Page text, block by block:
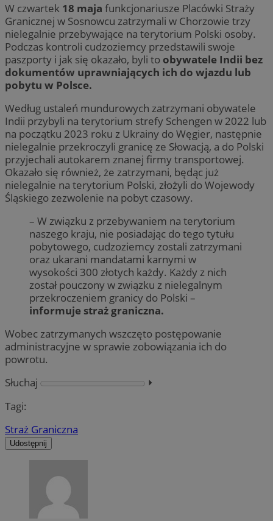
W czwartek 18 maja funkcjonariusze Placówki Straży
Granicznej w Sosnowcu zatrzymali w Chorzowie trzy
nielegalnie przebywające na terytorium Polski osoby.
Podczas kontroli cudzoziemcy przedstawili swoje
paszporty i jak się okazało, byli to obywatele Indii bez
dokumentów uprawniających ich do wjazdu lub
pobytu w Polsce.
Według ustaleń mundurowych zatrzymani obywatele
Indii przybyli na terytorium strefy Schengen w 2022 lub
na początku 2023 roku z Ukrainy do Węgier, następnie
nielegalnie przekroczyli granicę ze Słowacją, a do Polski
przyjechali autokarem znanej firmy transportowej.
Okazało się również, że zatrzymani, będąc już
nielegalnie na terytorium Polski, złożyli do Wojewody
Śląskiego zezwolenie na pobyt czasowy.
– W związku z przebywaniem na terytorium
naszego kraju, nie posiadając do tego tytułu
pobytowego, cudzoziemcy zostali zatrzymani
oraz ukarani mandatami karnymi w
wysokości 300 złotych każdy. Każdy z nich
został pouczony w związku z nielegalnym
przekroczeniem granicy do Polski –
informuje straż graniczna.
Wobec zatrzymanych wszczęto postępowanie
administracyjne w sprawie zobowiązania ich do
powrotu.
Słuchaj
⏵︎
Tagi:
Straż Graniczna
Udostępnij